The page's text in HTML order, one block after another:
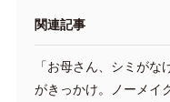
関連記事
「お母さん、シミが
がきっかけ。ノーメイ